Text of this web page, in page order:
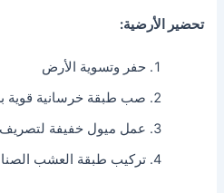
تحضير الأرضية:
حفر وتسوية الأرض
صب طبقة خرسانية قوية بسمك
عمل ميول خفيفة لتصريف
تركيب طبقة العشب